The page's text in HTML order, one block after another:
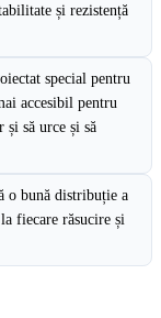
și rezistență
special pentru
accesibil pentru
și să urce și să
o bună distribuție a
fiecare răsucire și